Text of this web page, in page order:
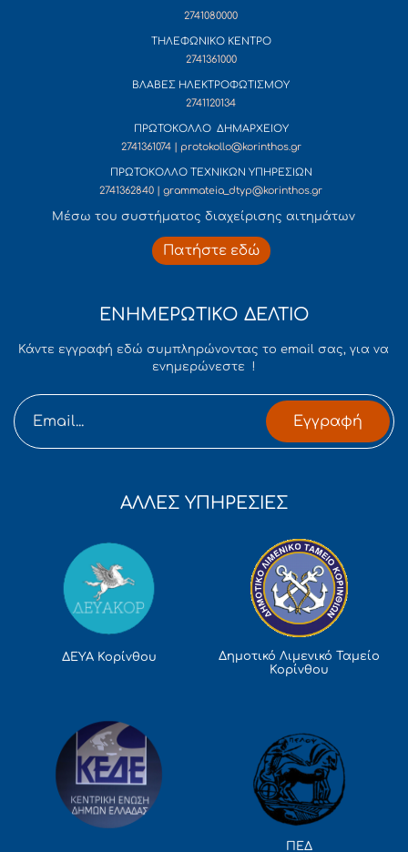
2741080000
ΤΗΛΕΦΩΝΙΚΟ ΚΕΝΤΡΟ
2741361000
ΒΛΑΒΕΣ ΗΛΕΚΤΡΟΦΩΤΙΣΜΟΥ
2741120134
ΠΡΩΤΟΚΟΛΛΟ ΔΗΜΑΡΧΕΙΟΥ
2741361074 | protokollo@korinthos.gr
ΠΡΩΤΟΚΟΛΛΟ ΤΕΧΝΙΚΩΝ ΥΠΗΡΕΣΙΩΝ
2741362840 | grammateia_dtyp@korinthos.gr
Mέσω του συστήματος διαχείρισης αιτημάτων
Πατήστε εδώ
ΕΝΗΜΕΡΩΤΙΚΟ ΔΕΛΤΙΟ
Κάντε εγγραφή εδώ συμπληρώνοντας το email σας, για να
ενημερώνεστε !
Εγγραφή
ΑΛΛΕΣ ΥΠΗΡΕΣΙΕΣ
ΔΕΥΑ Κορίνθου
Δημοτικό Λιμενικό Ταμείο
Κορίνθου
ΠΕΔ